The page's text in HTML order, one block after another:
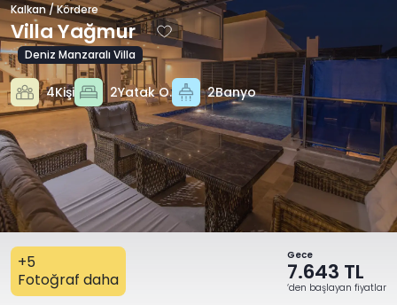
RU
Kalkan / Kördere
Villa Yağmur
Deniz Manzaralı Villa
4Kişi 2Yatak O. 2Banyo
+5
Fotoğraf daha
Gece
7.643 TL
‘den başlayan fiyatlar